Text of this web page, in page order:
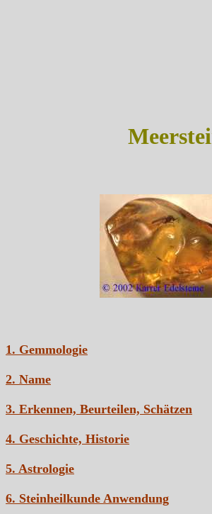
1. Gemmologie
2. Name
3. Erkennen, Beurteilen, Schätzen
4. Geschichte, Historie
5. Astrologie
6. Steinheilkunde Anwendung